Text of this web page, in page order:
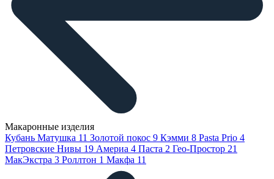
Макаронные изделия
Кубань Матушка 11 Золотой покос 9 Кэмми 8 Pasta Prio 4
Петровские Нивы 19 Америа 4 Паста 2 Гео-Простор 21
МакЭкстра 3 Роллтон 1 Макфа 11